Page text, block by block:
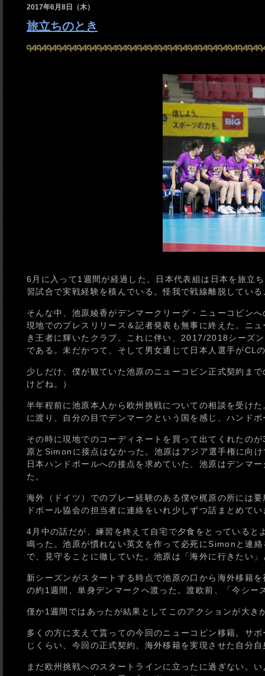
2017年6月8日（木）
旅立ちのとき
6月に入って1週間が経過した。日本代表組は日本を旅立
習試合で実戦経験を積んでいる。怪我で戦線離脱してい
そんな中、池原綾香がデンマークリーグ・ニューコビン
現地でのプレスリリース＆記者発表も無事に終えた。ニ
き王者に輝いたクラブ。これに伴い、2017/2018シーズ
である。未だかつて、そして男女通じて日本人選手がCL
少しだけ、僕が観ていた池原のニューコビン正式契約ま
けどね。）
半年程前に池原本人から欧州挑戦についての相談を受け
に渡り、自分の目でデンマークという国を感じ、ハンド
その時に現地でのコーディネートを買って出てくれたの
原とSimonに接点はなかった。池原はアジア選手権に向
日本ハンドボールへの接点を求めていた、池原はデンマ
た。
海外（ドイツ）でのプレー経験のある僕や梶原の所には
ドボール協会の担当者に連絡をいれ少しずつ話まとめて
4月中の話だが、練習を終えて自宅で夕食をとっている
鳴った。池原が慣れない英文を作って必死にSimonと連
で、見守ることに徹していた。池原は「海外に行きたい
新シーズンがスタートする時点で池原の口から海外移籍
の約1週間、単身デンマークへ渡った。渡欧前、「今シ
僅か1週間ではあったが結果としてこのアクションが大き
多くの方に支えて貰っての今回のニューコビン移籍。サ
じくらい、今回の正式契約、海外移籍を実現させた自分
まだ欧州挑戦へのスタートラインに立ったに過ぎない。